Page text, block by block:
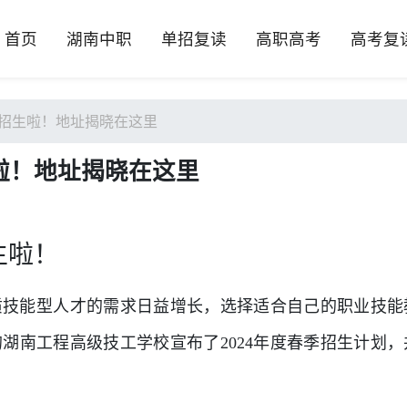
首页 湖南中职 单招复读 高职高考 高考复
生啦！地址揭晓在这里
地址揭晓在这里
！
能型人才的需求日益增长，选择适合自己的职业技能
南工程高级技工学校宣布了2024年度春季招生计划，